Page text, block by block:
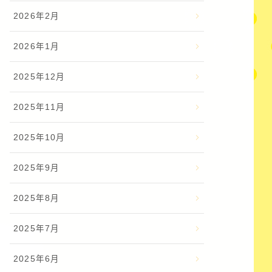
2026年2月
2026年1月
2025年12月
2025年11月
2025年10月
2025年9月
2025年8月
2025年7月
2025年6月